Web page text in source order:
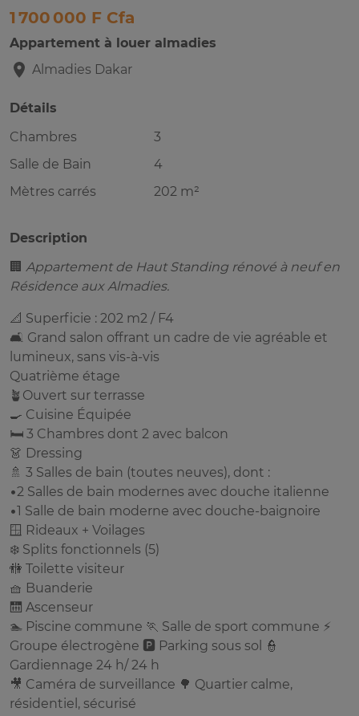
1 700 000 F Cfa
Appartement à louer almadies
Almadies Dakar
Détails
Chambres
3
Salle de Bain
4
Mètres carrés
202 m²
Description
🏢 Appartement de Haut Standing rénové à neuf en
Résidence aux Almadies.
📐 Superficie : 202 m2 / F4
🛋️ Grand salon offrant un cadre de vie agréable et
lumineux, sans vis-à-vis
Quatrième étage
🪴Ouvert sur terrasse
🍳 Cuisine Équipée
🛏️ 3 Chambres dont 2 avec balcon
👗 Dressing
🚿 3 Salles de bain (toutes neuves), dont :
•2 Salles de bain modernes avec douche italienne
•1 Salle de bain moderne avec douche-baignoire
🪟 Rideaux + Voilages
❄️ Splits fonctionnels (5)
🚻 Toilette visiteur
🧺 Buanderie
🛗 Ascenseur
🏊 Piscine commune 🏃 Salle de sport commune ⚡
Groupe électrogène 🅿️ Parking sous sol 👮
Gardiennage 24 h/ 24 h
🎥 Caméra de surveillance 🌳 Quartier calme,
résidentiel, sécurisé